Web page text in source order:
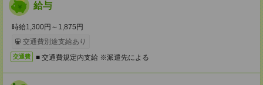
給与
時給1,300円～1,875円
交通費別途支給あり
交通費 ■ 交通費規定内支給 ※派遣先による